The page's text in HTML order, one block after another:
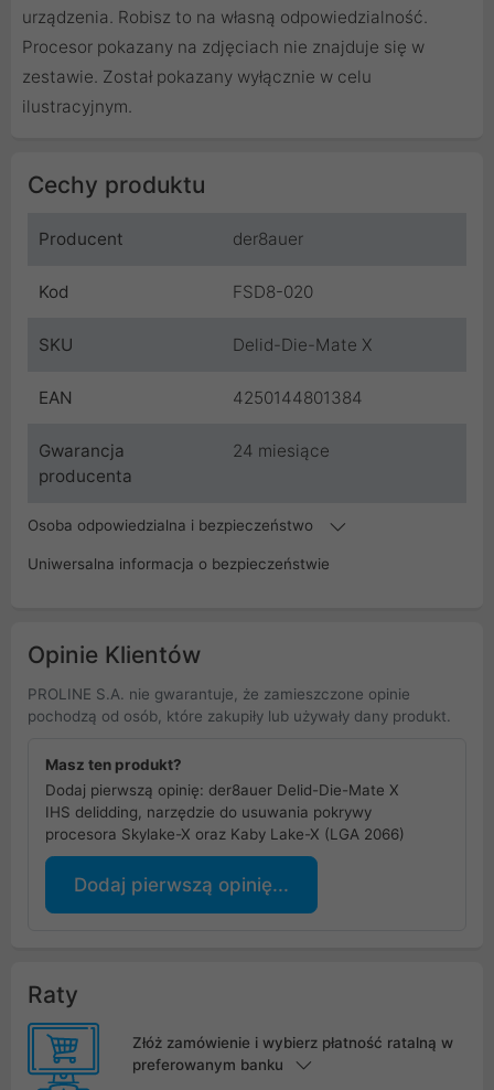
urządzenia. Robisz to na własną odpowiedzialność.
Procesor pokazany na zdjęciach nie znajduje się w
zestawie. Został pokazany wyłącznie w celu
ilustracyjnym.
Cechy produktu
Producent der8auer
Kod FSD8-020
SKU Delid-Die-Mate X
EAN 4250144801384
Gwarancja
producenta
24 miesiące
Osoba odpowiedzialna i bezpieczeństwo
Uniwersalna informacja o bezpieczeństwie
Opinie Klientów
PROLINE S.A. nie gwarantuje, że zamieszczone opinie
pochodzą od osób, które zakupiły lub używały dany produkt.
Masz ten produkt?
Dodaj pierwszą opinię: der8auer Delid-Die-Mate X
IHS delidding, narzędzie do usuwania pokrywy
procesora Skylake-X oraz Kaby Lake-X (LGA 2066)
Dodaj pierwszą opinię...
Raty
Złóż zamówienie i wybierz płatność ratalną w
preferowanym banku